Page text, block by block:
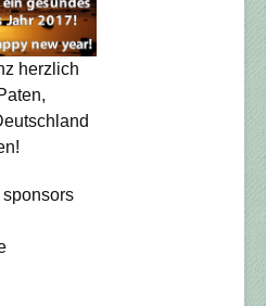
herzlich
sponsors